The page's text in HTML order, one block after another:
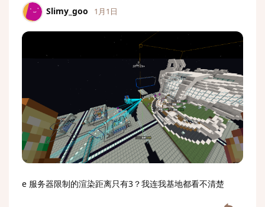
Slimy_goo 1月1日
e 服务器限制的渲染距离只有3？我连我基地都看不清楚